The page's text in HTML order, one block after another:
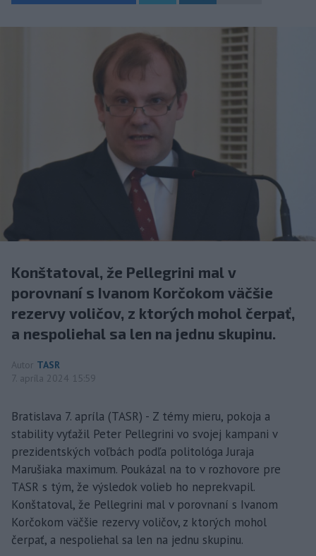
Konštatoval, že Pellegrini mal v
porovnaní s Ivanom Korčokom väčšie
rezervy voličov, z ktorých mohol čerpať,
a nespoliehal sa len na jednu skupinu.
Autor TASR
7. apríla 2024 15:59
Bratislava 7. apríla (TASR) - Z témy mieru, pokoja a
stability vyťažil Peter Pellegrini vo svojej kampani v
prezidentských voľbách podľa politológa Juraja
Marušiaka maximum. Poukázal na to v rozhovore pre
TASR s tým, že výsledok volieb ho neprekvapil.
Konštatoval, že Pellegrini mal v porovnaní s Ivanom
Korčokom väčšie rezervy voličov, z ktorých mohol
čerpať, a nespoliehal sa len na jednu skupinu.